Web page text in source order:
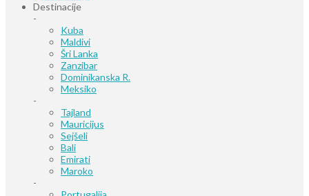
Destinacije
-
Kuba
Maldivi
Šri Lanka
Zanzibar
Dominikanska R.
Meksiko
-
Tajland
Mauricijus
Sejšeli
Bali
Emirati
Maroko
-